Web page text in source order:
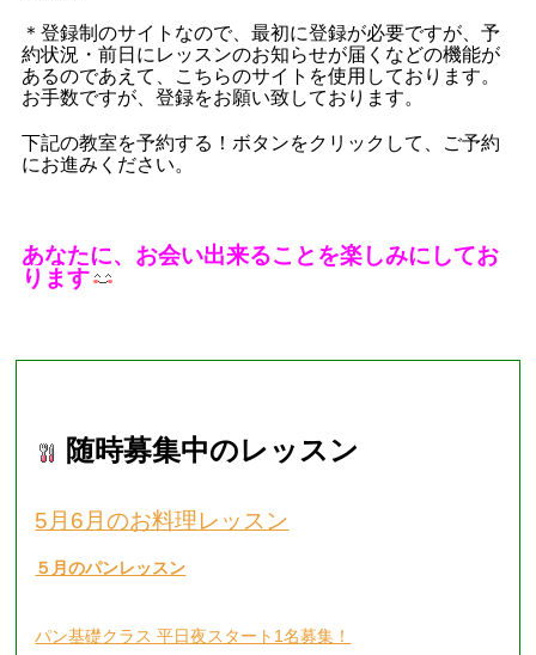
＊登録制のサイトなので、最初に登録が必要ですが、予
約状況・前日にレッスンのお知らせが届くなどの機能が
あるのであえて、こちらのサイトを使用しております。
お手数ですが、登録をお願い致しております。
下記の教室を予約する！ボタンをクリックして、ご予約
にお進みください。
あなたに、お会い出来ることを楽しみにしてお
ります
随時募集中のレッスン
5月6月のお料理レッスン
５月のパンレッスン
パン基礎クラス 平日夜スタート1名募集！